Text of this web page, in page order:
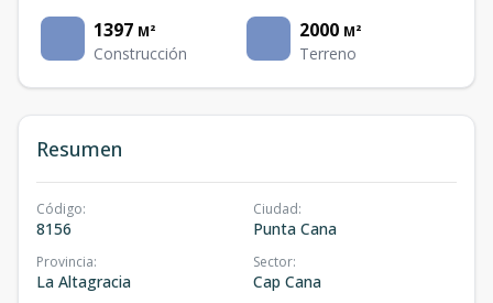
1397 M²
Construcción
2000 M²
Terreno
Resumen
Código:
8156
Ciudad:
Punta Cana
Provincia:
La Altagracia
Sector:
Cap Cana